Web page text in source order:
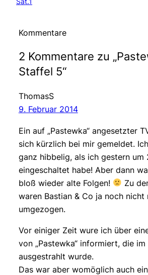
Kommentare
2 Kommentare zu
Staffel 5“
ThomasS
9. Februar 2014
Ein auf „Pastewka“ angesetzter
sich kürzlich bei mir gemeldet.
ganz hibbelig, als ich gestern um
eingeschaltet habe! Aber dann
bloß wieder alte Folgen!
Zu
waren Bastian & Co ja noch nicht
umgezogen.
Vor einiger Zeit wure ich über
von „Pastewka“ informiert, die im
ausgestrahlt wurde.
Das war aber womöglich auch